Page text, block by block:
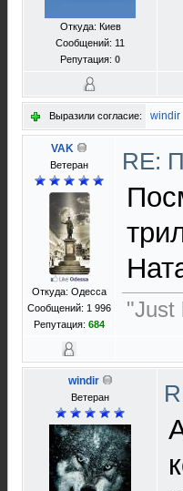
Откуда: Киев
Сообщений: 11
Репутация: 0
Выразили согласие: windir
VAK
Ветеран
Откуда: Одесса
Сообщений: 1 996
Репутация: 684
RE:
"Just
windir
Ветеран